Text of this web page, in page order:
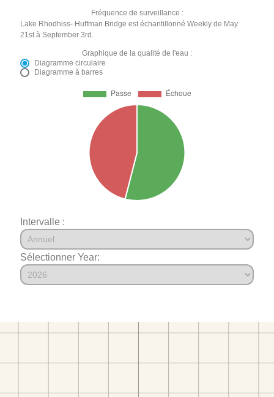
Fréquence de surveillance :
Lake Rhodhiss- Huffman Bridge est échantillonné Weekly de May
21st à September 3rd.
Graphique de la qualité de l'eau :
Diagramme circulaire
Diagramme à barres
Intervalle :
Sélectionner Year: